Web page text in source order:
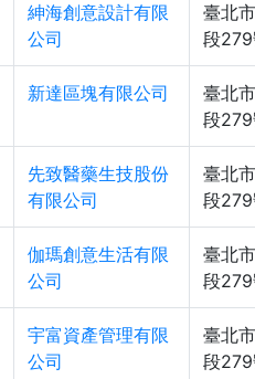
紳海創意設計有限
公司
臺北
段
新達區塊有限公司
臺北
段
先致醫藥生技股份
有限公司
臺北
段
伽瑪創意生活有限
公司
臺北
段
宇富資產管理有限
公司
臺北
段